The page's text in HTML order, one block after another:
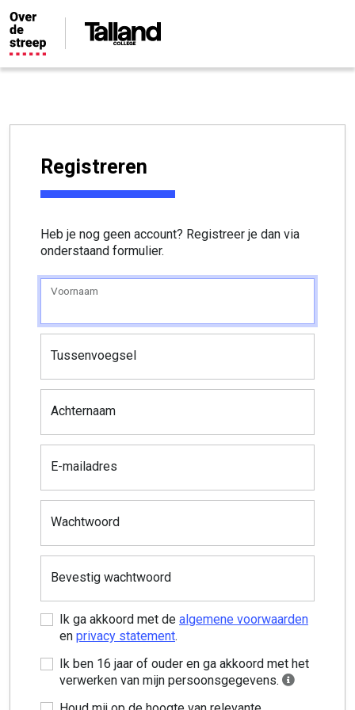
Registreren
Heb je nog geen account? Registreer je dan via
onderstaand formulier.
Voornaam
Tussenvoegsel
Achternaam
E-mailadres
Wachtwoord
Bevestig wachtwoord
Ik ga akkoord met de algemene voorwaarden
en privacy statement.
Ik ben 16 jaar of ouder en ga akkoord met het
verwerken van mijn persoonsgegevens.